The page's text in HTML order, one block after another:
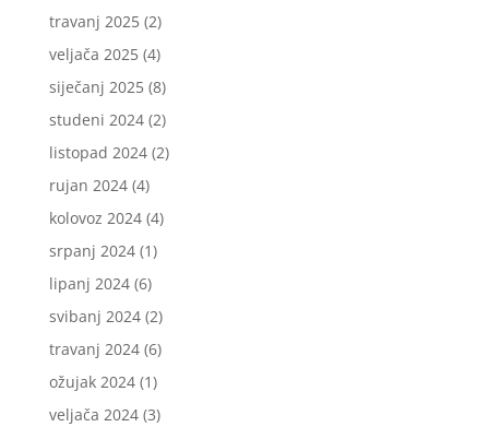
travanj 2025(2)
veljača 2025(4)
siječanj 2025(8)
studeni 2024(2)
listopad 2024(2)
rujan 2024(4)
kolovoz 2024(4)
srpanj 2024(1)
lipanj 2024(6)
svibanj 2024(2)
travanj 2024(6)
ožujak 2024(1)
veljača 2024(3)